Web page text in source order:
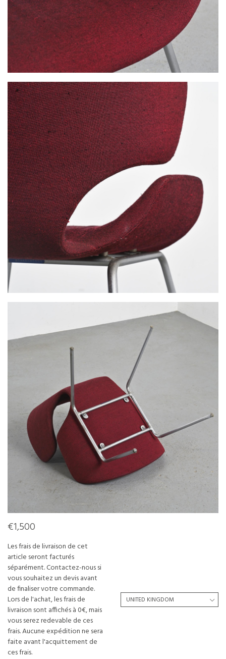
€1,500
Les frais de livraison de cet
article seront facturés
séparément. Contactez-nous si
vous souhaitez un devis avant
de finaliser votre commande.
Lors de l'achat, les frais de
livraison sont affichés à 0€, mais
vous serez redevable de ces
frais. Aucune expédition ne sera
faite avant l'acquittement de
ces frais.